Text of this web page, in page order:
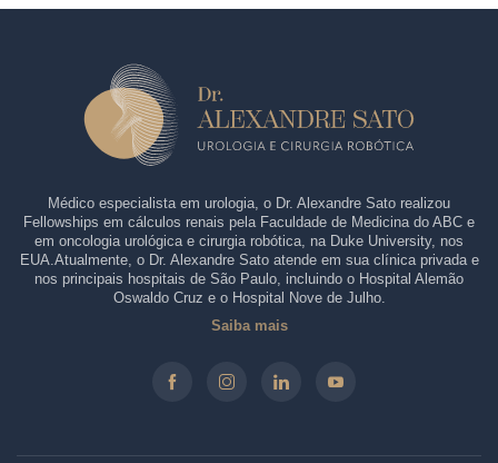
Médico especialista em urologia, o Dr. Alexandre Sato realizou
Fellowships em cálculos renais pela Faculdade de Medicina do ABC e
em oncologia urológica e cirurgia robótica, na Duke University, nos
EUA.Atualmente, o Dr. Alexandre Sato atende em sua clínica privada e
nos principais hospitais de São Paulo, incluindo o Hospital Alemão
Oswaldo Cruz e o Hospital Nove de Julho.
Saiba mais